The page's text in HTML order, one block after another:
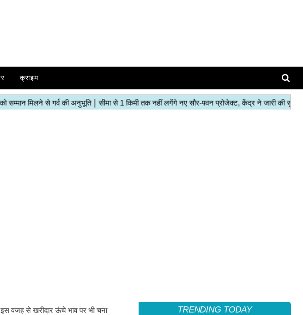
क्राइम
इस वजह से खरीदार ऊंचे भाव पर भी चना
TRENDING TODAY